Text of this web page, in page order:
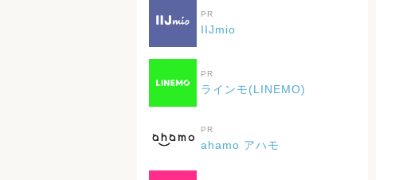
PR
IIJmio
PR
ラインモ(LINEMO)
PR
ahamo アハモ